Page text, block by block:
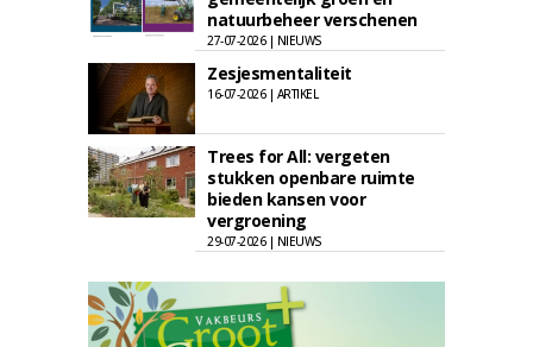
natuurbeheer verschenen
27-07-2026 | NIEUWS
Zesjesmentaliteit
16-07-2026 | ARTIKEL
Trees for All: vergeten
stukken openbare ruimte
bieden kansen voor
vergroening
29-07-2026 | NIEUWS